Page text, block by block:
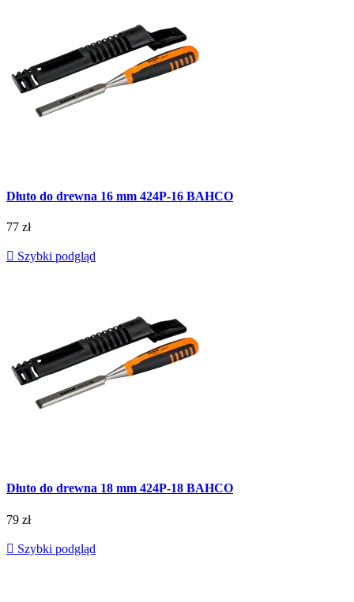
Dłuto do drewna 16 mm 424P-16 BAHCO
77 zł
 Szybki podgląd
Dłuto do drewna 18 mm 424P-18 BAHCO
79 zł
 Szybki podgląd